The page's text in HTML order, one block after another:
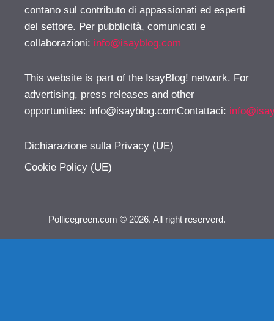
contano sul contributo di appassionati ed esperti
del settore. Per pubblicità, comunicati e
collaborazioni: info@isayblog.com
This website is part of the IsayBlog! network. For
advertising, press releases and other
opportunities: info@isayblog.comContattaci:
Dichiarazione sulla Privacy (UE)
Cookie Policy (UE)
Pollicegreen.com © 2026. All right reserverd.